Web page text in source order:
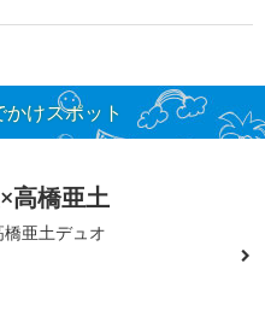
けスポット
高橋亜土
亜土デュオ